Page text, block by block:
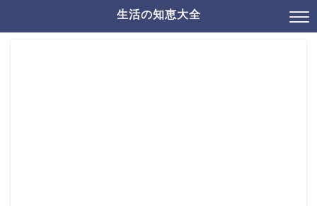
生活の知恵大全